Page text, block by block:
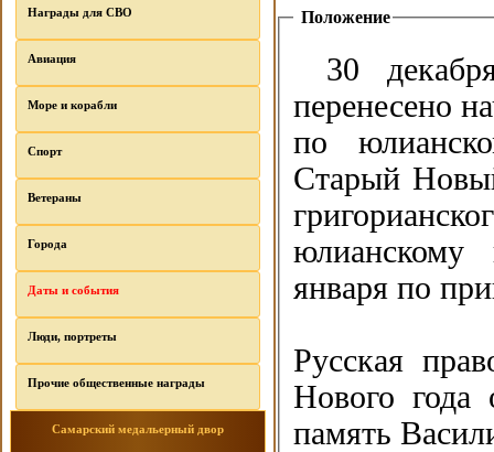
Награды для СВО
Авиация
Море и корабли
Спорт
Ветераны
Города
Даты и события
Люди, портреты
Прочие общественные награды
Самарский медальерный двор
Положение
30
перенесено
по
Старый
юлианскому
января по
Русская
Нового года
память